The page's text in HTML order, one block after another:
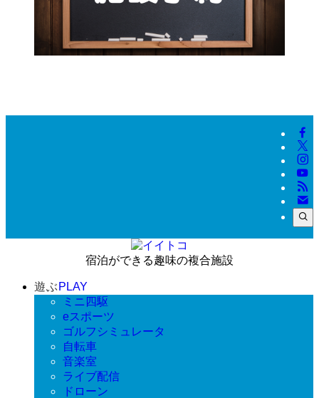
宿泊ができる趣味の複合施設
遊ぶ PLAY
ミニ四駆
eスポーツ
ゴルフシミュレータ
自転車
音楽室
ライブ配信
ドローン